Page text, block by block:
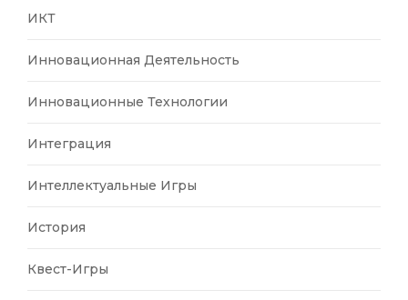
ИКТ
Инновационная Деятельность
Инновационные Технологии
Интеграция
Интеллектуальные Игры
История
Квест-Игры